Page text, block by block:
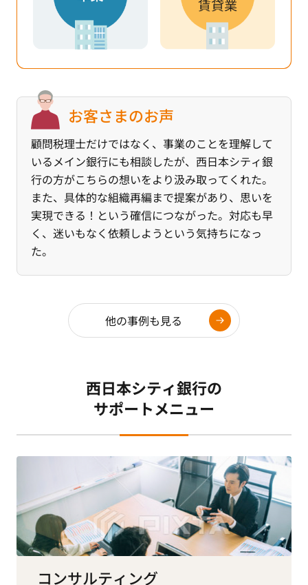
お客さまのお声
顧問税理士だけではなく、事業のことを理解して
いるメイン銀行にも相談したが、西日本シティ銀
行の方がこちらの想いをより汲み取ってくれた。
また、具体的な組織再編まで提案があり、思いを
実現できる！という確信につながった。対応も早
く、迷いもなく依頼しようという気持ちになっ
た。
他の事例も見る
西日本シティ銀行の
サポートメニュー
コンサルティング